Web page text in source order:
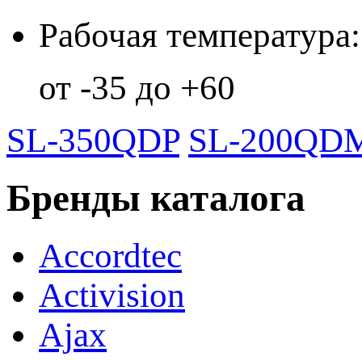
Рабочая температура:
от -35 до +60
SL-350QDP SL-
Бренды каталога
Accordtec
Activision
Ajax